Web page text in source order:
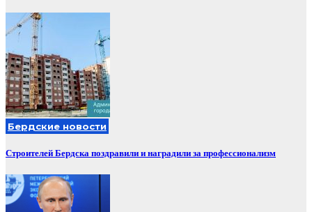
Бердские новости
Строителей Бердска поздравили и наградили за профессионализм